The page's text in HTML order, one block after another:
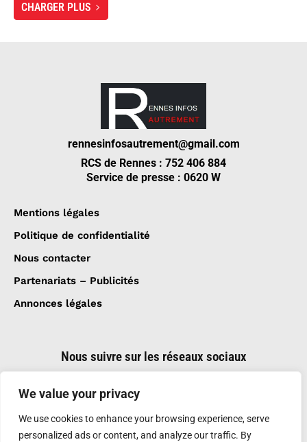
We value your privacy
We use cookies to enhance your browsing experience, serve
personalized ads or content, and analyze our traffic. By
CHARGER PLUS
rennesinfosautrement@gmail.com
RCS de Rennes : 752 406 884
Service de presse : 0620 W
Mentions légales
Politique de confidentialité
Nous contacter
Partenariats – Publicités
Annonces légales
Nous suivre sur les réseaux sociaux